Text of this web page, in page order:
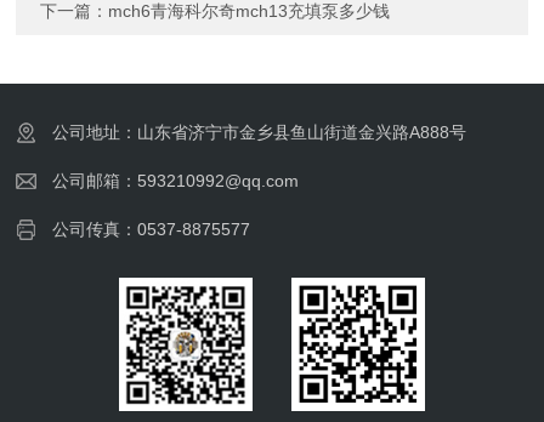
下一篇： mch6青海科尔奇mch13充填泵多少钱
公司地址：山东省济宁市金乡县鱼山街道金兴路A888号
公司邮箱：593210992@qq.com
公司传真：0537-8875577